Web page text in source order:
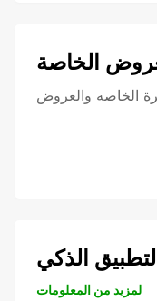
الخاصة
الخاصه والعروض
التطبيق الذكي
لمزيد من المعلومات